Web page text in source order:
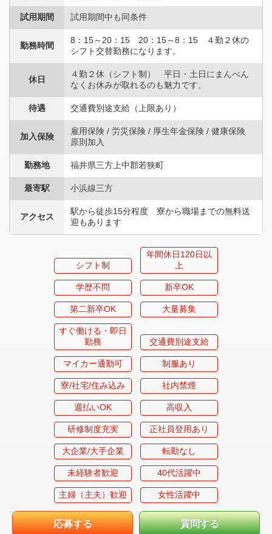
試用期間 試用期間中も同条件
勤務時間
8：15～20：15 20：15～8：15 ４勤２休の
シフト交替勤務になります。
休日
４勤２休（シフト制） 平日・土日にまんべん
なくお休みが取れるのも魅力です。
待遇 交通費別途支給（上限あり）
加入保険
雇用保険 / 労災保険 / 厚生年金保険 / 健康保険
原則加入
勤務地 福井県三方上中郡若狭町
最寄駅 小浜線三方
アクセス
駅から徒歩15分程度 寮から職場までの無料送
迎もあります
シフト制
年間休日120日以
上
学歴不問 新卒OK
第二新卒OK 大量募集
すぐ働ける・即日
勤務
交通費別途支給
マイカー通勤可 制服あり
寮/社宅/住み込み 社内禁煙
週払いOK 高収入
研修制度充実 正社員登用あり
大企業/大手企業 転勤なし
未経験者歓迎 40代活躍中
主婦（主夫）歓迎 女性活躍中
応募する 質問する